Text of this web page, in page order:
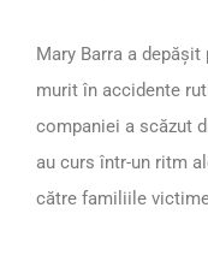
Mary Barra a
murit în accidente
companiei a scăzut
au curs într-un ritm
către familiile